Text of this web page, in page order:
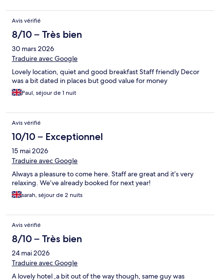
Avis vérifié
8/10 – Très bien
30 mars 2026
Traduire avec Google
Lovely location, quiet and good breakfast Staff friendly Decor
was a bit dated in places but good value for money
Paul, séjour de 1 nuit
Avis vérifié
10/10 – Exceptionnel
15 mai 2026
Traduire avec Google
Always a pleasure to come here. Staff are great and it’s very
relaxing. We’ve already booked for next year!
sarah, séjour de 2 nuits
Avis vérifié
8/10 – Très bien
24 mai 2026
Traduire avec Google
A lovely hotel ,a bit out of the way though, same guy was